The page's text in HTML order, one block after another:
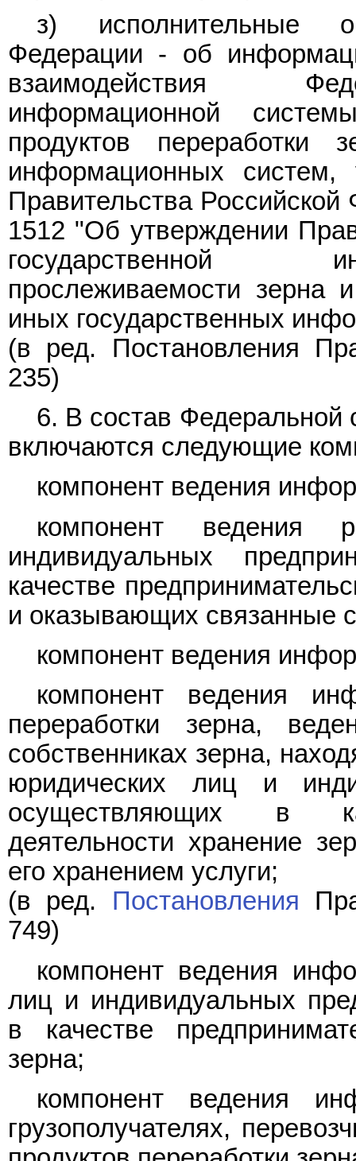
з) исполнительные
Федерации - об
взаимодействия
информационной
продуктов переработки
информационных систем,
Правительства Российской
1512 "Об утверждении
государственной
прослеживаемости зерна
иных государственных
(в ред. Постановления
235)
6. В состав Федеральной
включаются следующие
компонент ведения
компонент ведения
индивидуальных
качестве
и оказывающих связанные
компонент ведения
компонент ведения
переработки зерна,
собственниках зерна,
юридических лиц и
осуществляющих в
деятельности хранение
его хранением услуги;
(в ред. Постановления
749)
компонент ведения
лиц и индивидуальных
в качестве
зерна;
компонент ведения
грузополучателях,